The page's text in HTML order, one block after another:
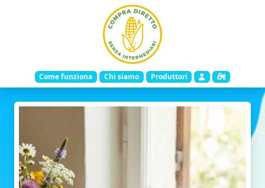
Come funziona Chi siamo Produttori